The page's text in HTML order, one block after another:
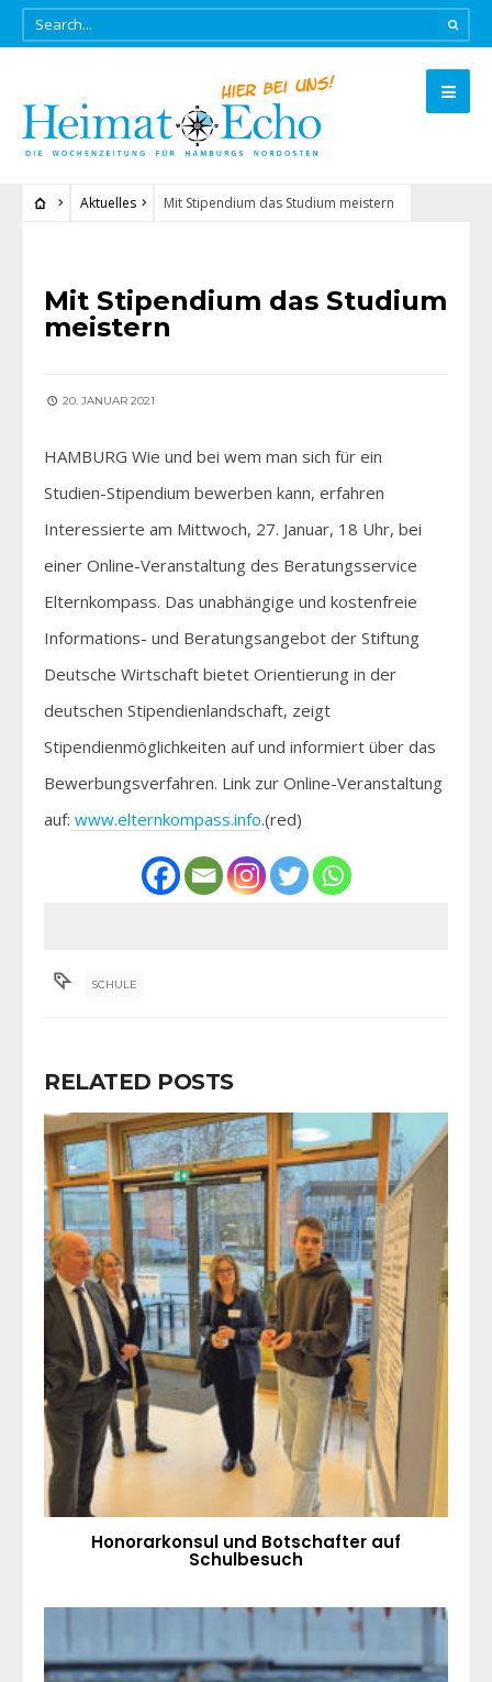
Aktuelles Mit Stipendium das Studium meistern
Mit Stipendium das Studium
meistern
20. JANUAR 2021
HAMBURG Wie und bei wem man sich für ein
Studien-Stipendium bewerben kann, erfahren
Interessierte am Mittwoch, 27. Januar, 18 Uhr, bei
einer Online-Veranstaltung des Beratungsservice
Elternkompass. Das unabhängige und kostenfreie
Informations- und Beratungsangebot der Stiftung
Deutsche Wirtschaft bietet Orientierung in der
deutschen Stipendienlandschaft, zeigt
Stipendienmöglichkeiten auf und informiert über das
Bewerbungsverfahren. Link zur Online-Veranstaltung
auf: www.elternkompass.info.(red)
SCHULE
RELATED POSTS
Honorarkonsul und Botschafter auf
Schulbesuch